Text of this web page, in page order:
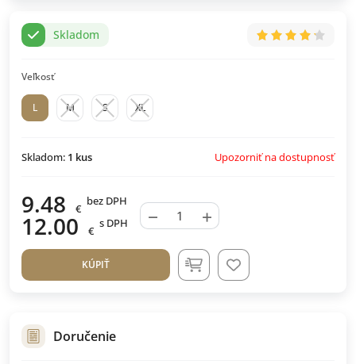
Skladom
Veľkosť
L M S XL
Skladom: 1 kus Upozorniť na dostupnosť
9.48 €
bez DPH
12.00 €
s DPH − +
KÚPIŤ
Doručenie